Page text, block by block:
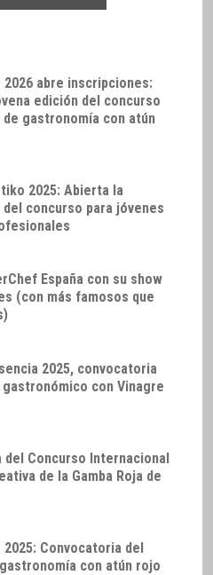
abre inscripciones:
edición del concurso
gastronomía con atún
2025: Abierta la
concurso para jóvenes
España con su show
(con más famosos que
2025, convocatoria
con Vinagre
del Concurso Internacional
de la Gamba Roja de
Convocatoria del
con atún rojo